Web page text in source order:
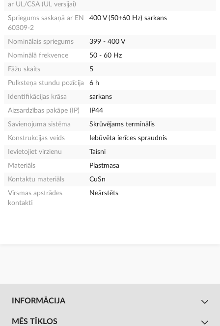
ar UL/CSA (UL versijai)
Spriegums saskaņā ar EN
60309-2
400 V (50+60 Hz) sarkans
Nominālais spriegums
399 - 400 V
Nominālā frekvence
50 - 60 Hz
Fāžu skaits
5
Pulksteņa stundu pozīcija
6 h
Identifikācijas krāsa
sarkans
Aizsardzības pakāpe (IP)
IP44
Savienojuma sistēma
Skrūvējams terminālis
Konstrukcijas veids
Iebūvēta ierīces spraudnis
Ievietojiet virzienu
Taisni
Materiāls
Plastmasa
Kontaktu materiāls
CuSn
Virsmas apstrādes
kontakti
Neārstēts
INFORMĀCIJA
MĒS TĪKLOS